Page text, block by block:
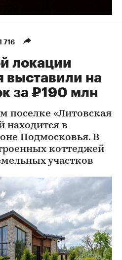
716
локации
выставили на
за ₽190 млн
поселке «Литовская
находится в
Подмосковья. В
коттеджей
участков